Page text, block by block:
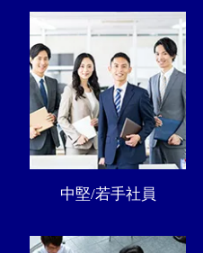
中堅/若手社員